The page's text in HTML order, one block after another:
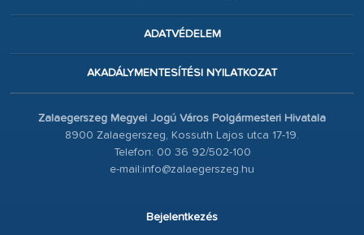
ADATVÉDELEM
AKADÁLYMENTESÍTÉSI NYILATKOZAT
Zalaegerszeg Megyei Jogú Város Polgármesteri Hivatala
8900 Zalaegerszeg, Kossuth Lajos utca 17-19.
Telefon: 00 36 92/502-100
e-mail:info@zalaegerszeg.hu
Bejelentkezés